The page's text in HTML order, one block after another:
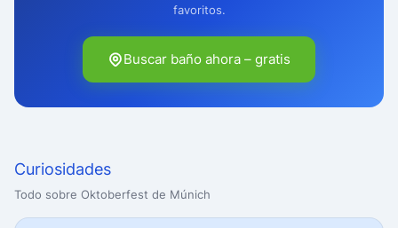
favoritos.
Buscar baño ahora – gratis
Curiosidades
Todo sobre Oktoberfest de Múnich